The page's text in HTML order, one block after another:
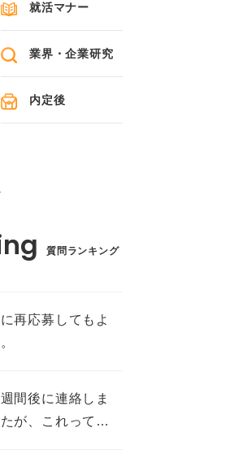
就活マナー
業界・企業研究
内定後
質問ランキング
再応募してもよ
間後に連絡しま
が、これって不